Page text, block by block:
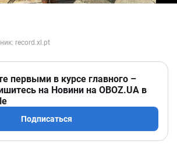
первыми в курсе главного –
на Новини на OBOZ.UA в
Подписаться